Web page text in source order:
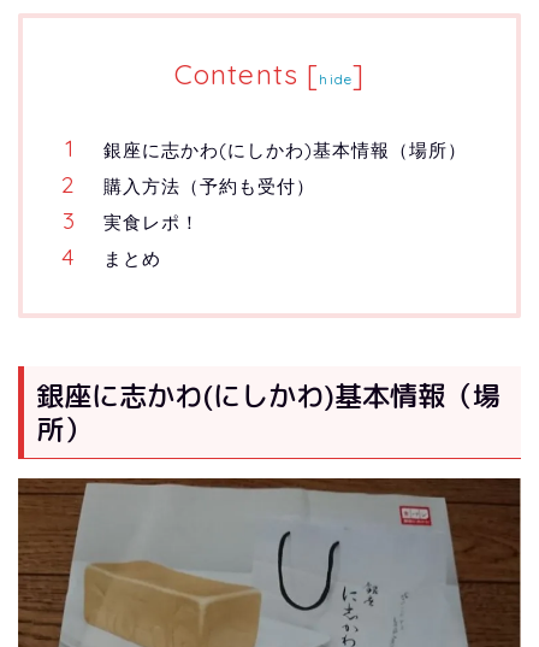
Contents [hide]
銀座に志かわ(にしかわ)基本情報（場所）
購入方法（予約も受付）
実食レポ！
まとめ
銀座に志かわ(にしかわ)基本情報（場
所）